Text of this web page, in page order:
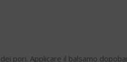
pori. Applicare il balsamo